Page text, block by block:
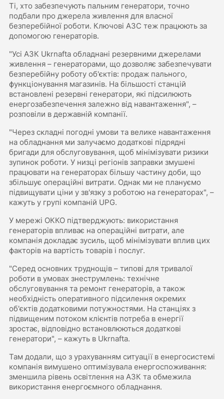
Ті, хто забезпечують пальним генератори, точно
подбали про джерела живлення для власної
безперебійної роботи. Ключові АЗС теж працюють за
допомогою генераторів.
"Усі АЗК Ukrnafta обладнані резервними джерелами
живлення – генераторами, що дозволяє забезпечувати
безперебійну роботу об'єктів: продаж пального,
функціонування магазинів. На більшості станцій
встановлені резервні генератори, які підсилюють
енергозабезпечення залежно від навантаження", –
розповіли в державній компанії.
"Через складні погодні умови та велике навантаження
на обладнання ми залучаємо додаткові підрядні
бригади для обслуговування, щоб мінімізувати ризики
зупинок роботи. У низці регіонів заправки змушені
працювати на генераторах більшу частину доби, що
збільшує операційні витрати. Однак ми не плануємо
підвищувати ціни у зв'язку з роботою на генераторах", –
кажуть у групі компаній UPG.
У мережі ОККО підтверджують: використання
генераторів впливає на операційні витрати, але
компанія докладає зусиль, щоб мінімізувати вплив цих
факторів на вартість товарів і послуг.
"Серед основних труднощів – типові для тривалої
роботи в умовах знеструмлень: технічне
обслуговування та ремонт генераторів, а також
необхідність оперативного підсилення окремих
об'єктів додатковими потужностями. На станціях з
підвищеним потоком клієнтів потреба в енергії
зростає, відповідно встановлюються додаткові
генератори", – кажуть в Ukrnafta.
Там додали, що з урахуванням ситуації в енергосистемі
компанія вимушено оптимізувала енергоспоживання:
зменшила рівень освітлення на АЗК та обмежила
використання енергоємного обладнання.